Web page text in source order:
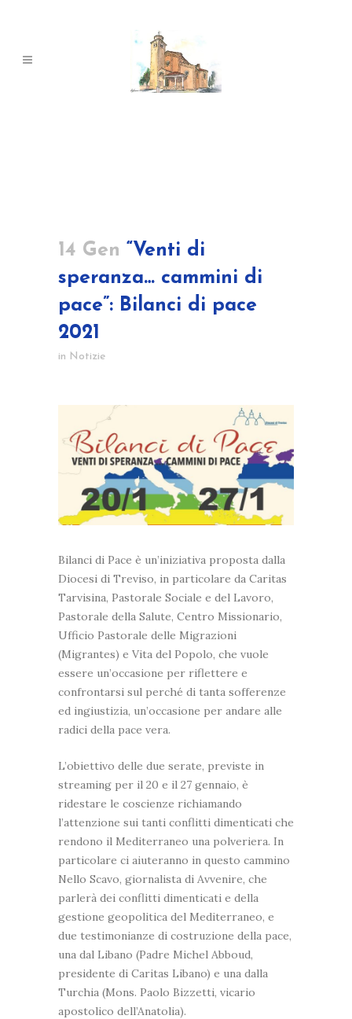
14 Gen “Venti di
speranza… cammini di
pace”: Bilanci di pace
2021
in Notizie
Bilanci di Pace è un’iniziativa proposta dalla
Diocesi di Treviso, in particolare da Caritas
Tarvisina, Pastorale Sociale e del Lavoro,
Pastorale della Salute, Centro Missionario,
Ufficio Pastorale delle Migrazioni
(Migrantes) e Vita del Popolo, che vuole
essere un’occasione per riflettere e
confrontarsi sul perché di tanta sofferenze
ed ingiustizia, un’occasione per andare alle
radici della pace vera.
L’obiettivo delle due serate, previste in
streaming per il 20 e il 27 gennaio, è
ridestare le coscienze richiamando
l’attenzione sui tanti conflitti dimenticati che
rendono il Mediterraneo una polveriera. In
particolare ci aiuteranno in questo cammino
Nello Scavo, giornalista di Avvenire, che
parlerà dei conflitti dimenticati e della
gestione geopolitica del Mediterraneo, e
due testimonianze di costruzione della pace,
una dal Libano (Padre Michel Abboud,
presidente di Caritas Libano) e una dalla
Turchia (Mons. Paolo Bizzetti, vicario
apostolico dell’Anatolia).